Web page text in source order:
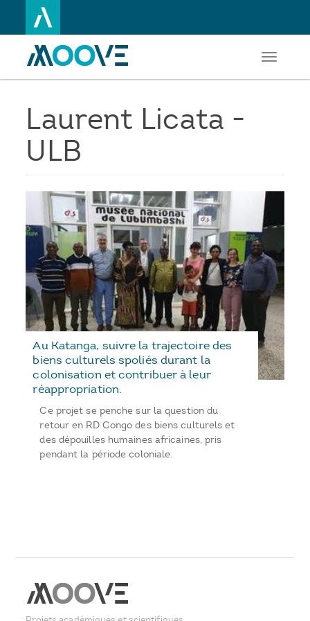
au
principal
Toggle
Laurent Licata -
ULB
Au Katanga, suivre la trajectoire des
biens culturels spoliés durant la
colonisation et contribuer à leur
réappropriation.
Ce projet se penche sur la question du
retour en RD Congo des biens culturels et
des dépouilles humaines africaines, pris
pendant la période coloniale.